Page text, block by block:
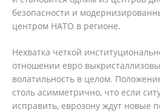
безопасности и
центром НАТО в регионе.
Нехватка четкой
отношении евро
волатильность в целом.
столь асимметрично, что если
исправить, еврозону ждут новые